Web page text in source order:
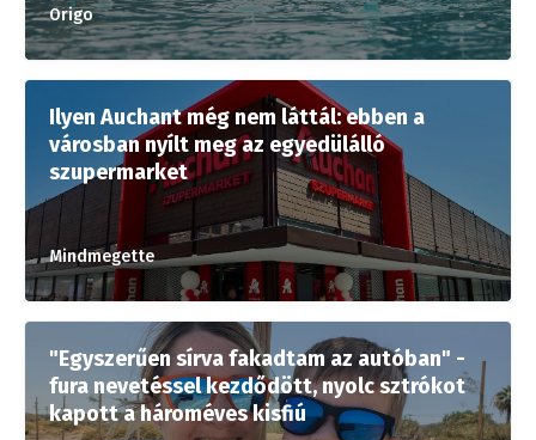
Origo
Ilyen Auchant még nem láttál: ebben a
városban nyílt meg az egyedülálló
szupermarket
Mindmegette
"Egyszerűen sírva fakadtam az autóban" -
fura nevetéssel kezdődött, nyolc sztrókot
kapott a hároméves kisfiú